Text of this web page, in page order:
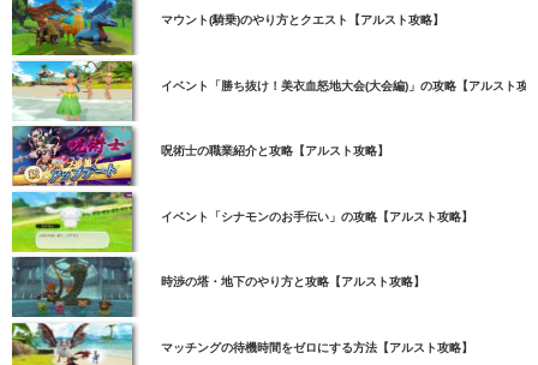
マウント(騎乗)のやり方とクエスト【アルスト攻略】
イベント「勝ち抜け！美衣血怒地大会(大会編)」の攻略【アルスト攻
呪術士の職業紹介と攻略【アルスト攻略】
イベント「シナモンのお手伝い」の攻略【アルスト攻略】
時渉の塔・地下のやり方と攻略【アルスト攻略】
マッチングの待機時間をゼロにする方法【アルスト攻略】